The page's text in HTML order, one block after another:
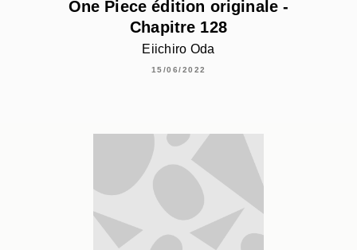
One Piece édition originale -
Chapitre 128
Eiichiro Oda
15/06/2022